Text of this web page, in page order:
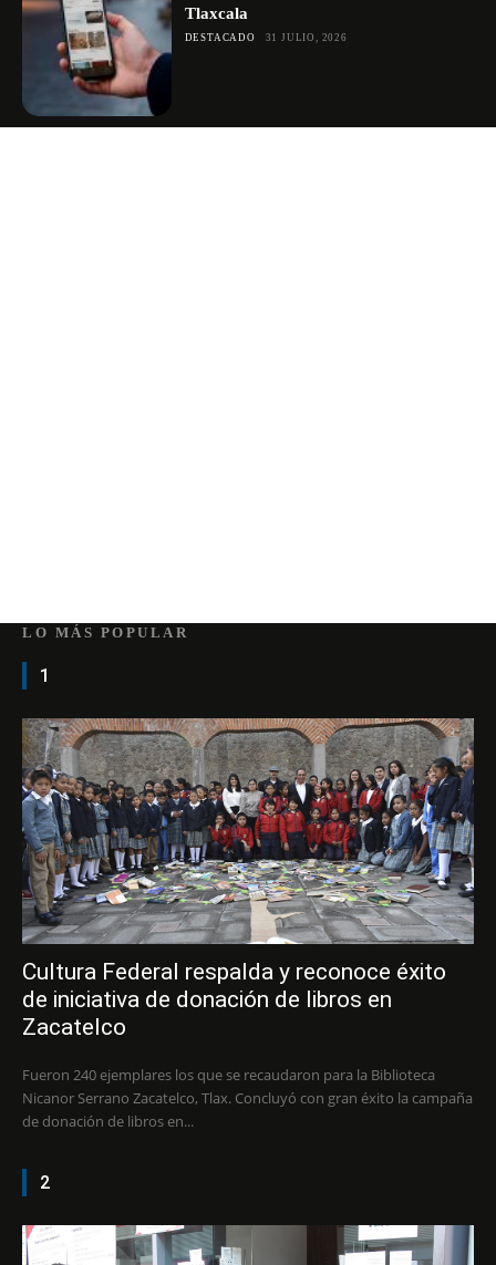
Tlaxcala
DESTACADO 31 JULIO, 2026
LO MÁS POPULAR
1
Cultura Federal respalda y reconoce éxito
de iniciativa de donación de libros en
Zacatelco
Fueron 240 ejemplares los que se recaudaron para la Biblioteca
Nicanor Serrano Zacatelco, Tlax. Concluyó con gran éxito la campaña
de donación de libros en...
2